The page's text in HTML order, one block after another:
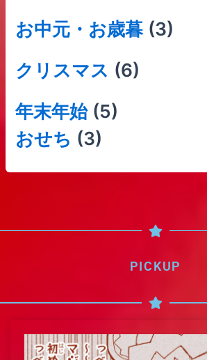
お中元・お歳暮(3)
クリスマス (6)
年末年始(5)
おせち (3)
PICKUP